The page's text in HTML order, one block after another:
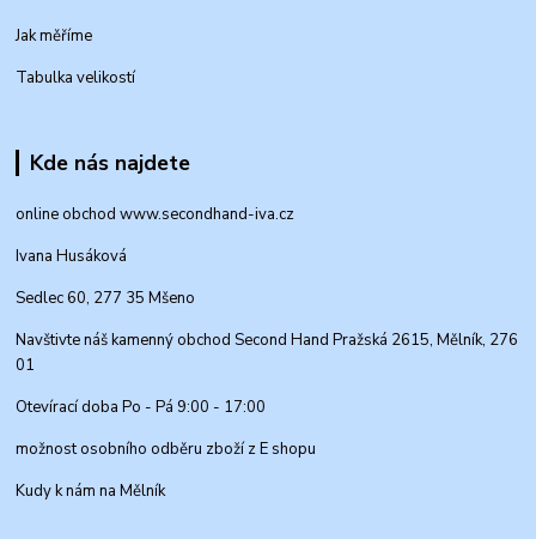
Jak měříme
Tabulka velikostí
Kde nás najdete
online obchod www.secondhand-iva.cz
Ivana Husáková
Sedlec 60, 277 35 Mšeno
Navštivte náš kamenný obchod Second Hand Pražská 2615, Mělník, 276
01
Otevírací doba Po - Pá 9:00 - 17:00
možnost osobního odběru zboží z E shopu
Kudy k nám na Mělník